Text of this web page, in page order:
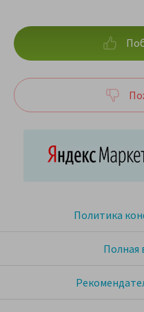
Политика
Полная